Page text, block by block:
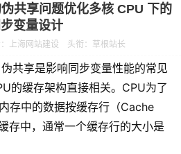
共享问题优化多核 CPU 下的
步变量设计
上海网站建设 头衔：草根站长
共享是影响同步变量性能的常见
的缓存架构直接相关。CPU为了
存中的数据按缓存行（Cache
存中，通常一个缓存行的大小是